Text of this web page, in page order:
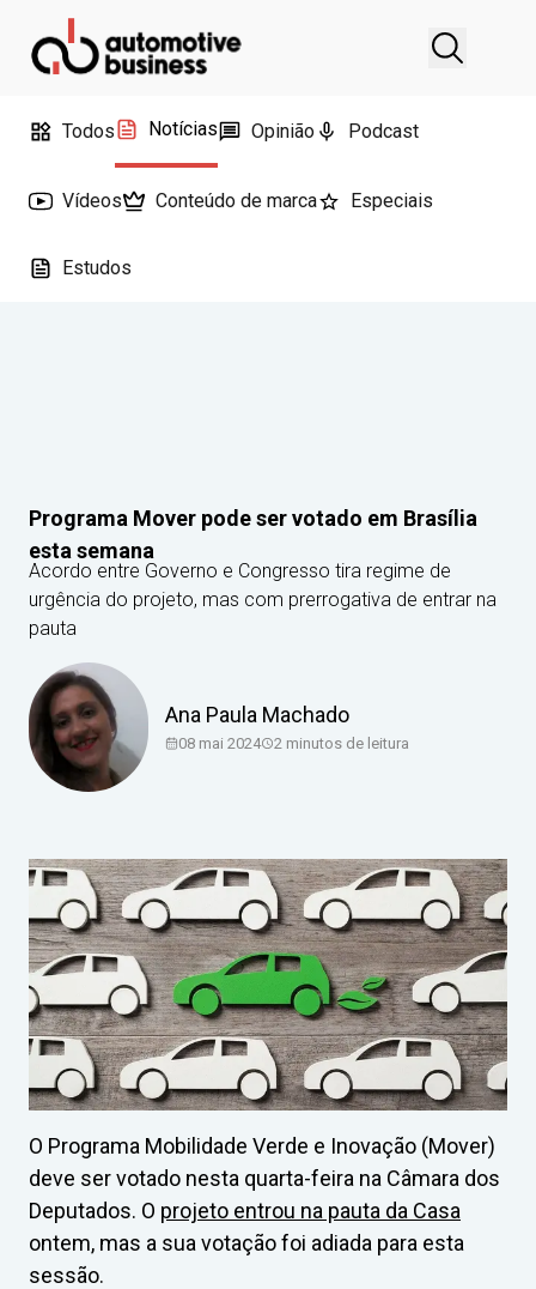
Todos Notícias Opinião Podcast
Vídeos Conteúdo de marca Especiais
Estudos
Programa Mover pode ser votado em Brasília
esta semana
Acordo entre Governo e Congresso tira regime de
urgência do projeto, mas com prerrogativa de entrar na
pauta
Ana Paula Machado
08 mai 2024 2 minutos de leitura
O Programa Mobilidade Verde e Inovação (Mover)
deve ser votado nesta quarta-feira na Câmara dos
Deputados. O projeto entrou na pauta da Casa
ontem, mas a sua votação foi adiada para esta
sessão.